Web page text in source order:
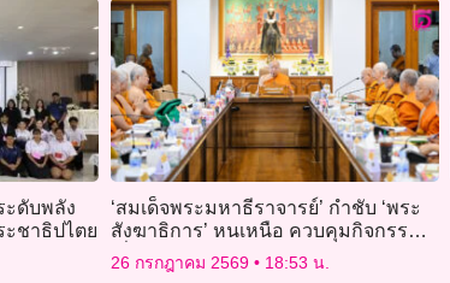
ะดับพลัง
ะชาธิปไตย
‘สมเด็จพระมหาธีราจารย์’ กำชับ ‘พระ
สังฆาธิการ’ หนเหนือ ควบคุมกิจกรรม
เบี่ยงเบนจากหลักพุทธศาสนา
26 กรกฎาคม 2569 18:53 น.